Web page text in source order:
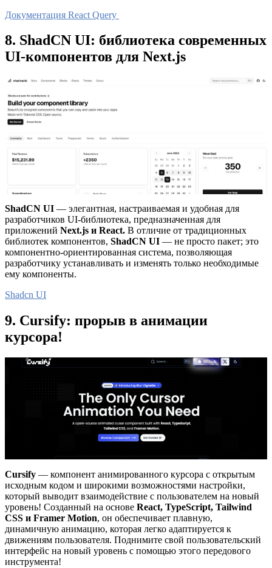
Документация React Query
8. ShadCN UI: библиотека современных
UI-компонентов для Next.js
ShadCN UI — элегантная, настраиваемая и удобная для
разработчиков UI-библиотека, предназначенная для
приложений Next.js и React. В отличие от традиционных
библиотек компонентов, ShadCN UI — не просто пакет; это
компонентно-ориентированная система, позволяющая
разработчику устанавливать и изменять только необходимые
ему компоненты.
Shadcn UI
9. Cursify: прорыв в анимации
курсора!
Cursify — компонент анимированного курсора с открытым
исходным кодом и широкими возможностями настройки,
который выводит взаимодействие с пользователем на новый
уровень! Созданный на основе React, TypeScript, Tailwind
CSS и Framer Motion, он обеспечивает плавную,
динамичную анимацию, которая легко адаптируется к
движениям пользователя. Поднимите свой пользовательский
интерфейс на новый уровень с помощью этого передового
инструмента!